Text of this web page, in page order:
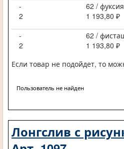
-
62 / фуксия
2
1 193,80 ₽
-
62 /
2
1 193,80 ₽
Если товар не подойдет, то
Пользователь не найден
Лонгслив с